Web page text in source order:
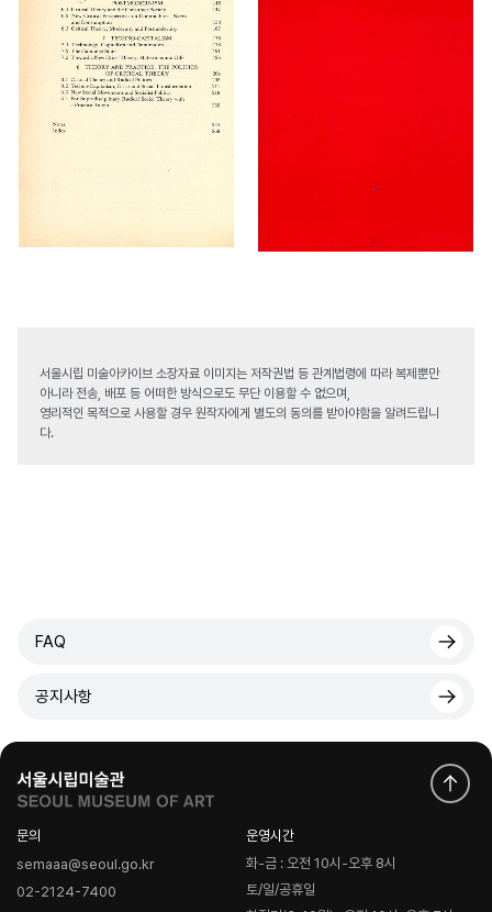
서울시립 미술아카이브 소장자료 이미지는 저작권법 등 관계법령에 따라 복제뿐만
아니라 전송, 배포 등 어떠한 방식으로도 무단 이용할 수 없으며,
영리적인 목적으로 사용할 경우 원작자에게 별도의 동의를 받아야함을 알려드립니
다.
FAQ
공지사항
문의
semaaa@seoul.go.kr
02-2124-7400
운영시간
화-금 : 오전 10시-오후 8시
토/일/공휴일